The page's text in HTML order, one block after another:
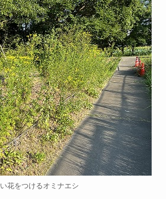
花をつけるオミナエシ